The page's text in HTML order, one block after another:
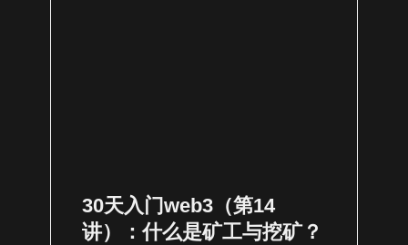
30天入门web3（第14
讲）：什么是矿工与挖矿？